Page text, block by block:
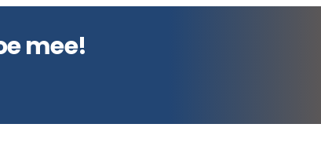
mee!